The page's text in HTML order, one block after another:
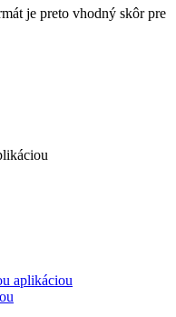
je preto vhodný skôr pre
aplikáciou